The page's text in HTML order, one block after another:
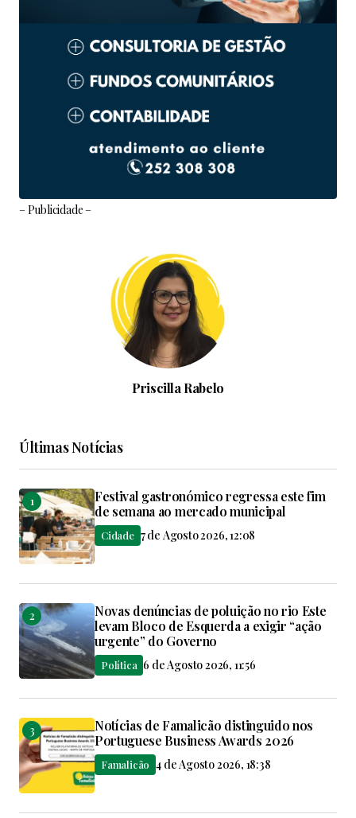
– Publicidade –
Priscilla Rabelo
Últimas Notícias
Festival gastronómico regressa este fim
de semana ao mercado municipal
Cidade 7 de Agosto 2026, 12:08
Novas denúncias de poluição no rio Este
levam Bloco de Esquerda a exigir “ação
urgente” do Governo
Política 6 de Agosto 2026, 11:56
Notícias de Famalicão distinguido nos
Portuguese Business Awards 2026
Famalicão 4 de Agosto 2026, 18:38